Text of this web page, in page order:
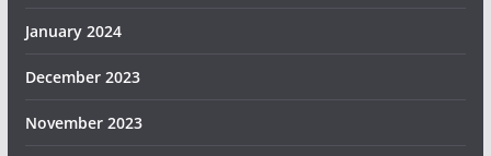
January 2024
December 2023
November 2023